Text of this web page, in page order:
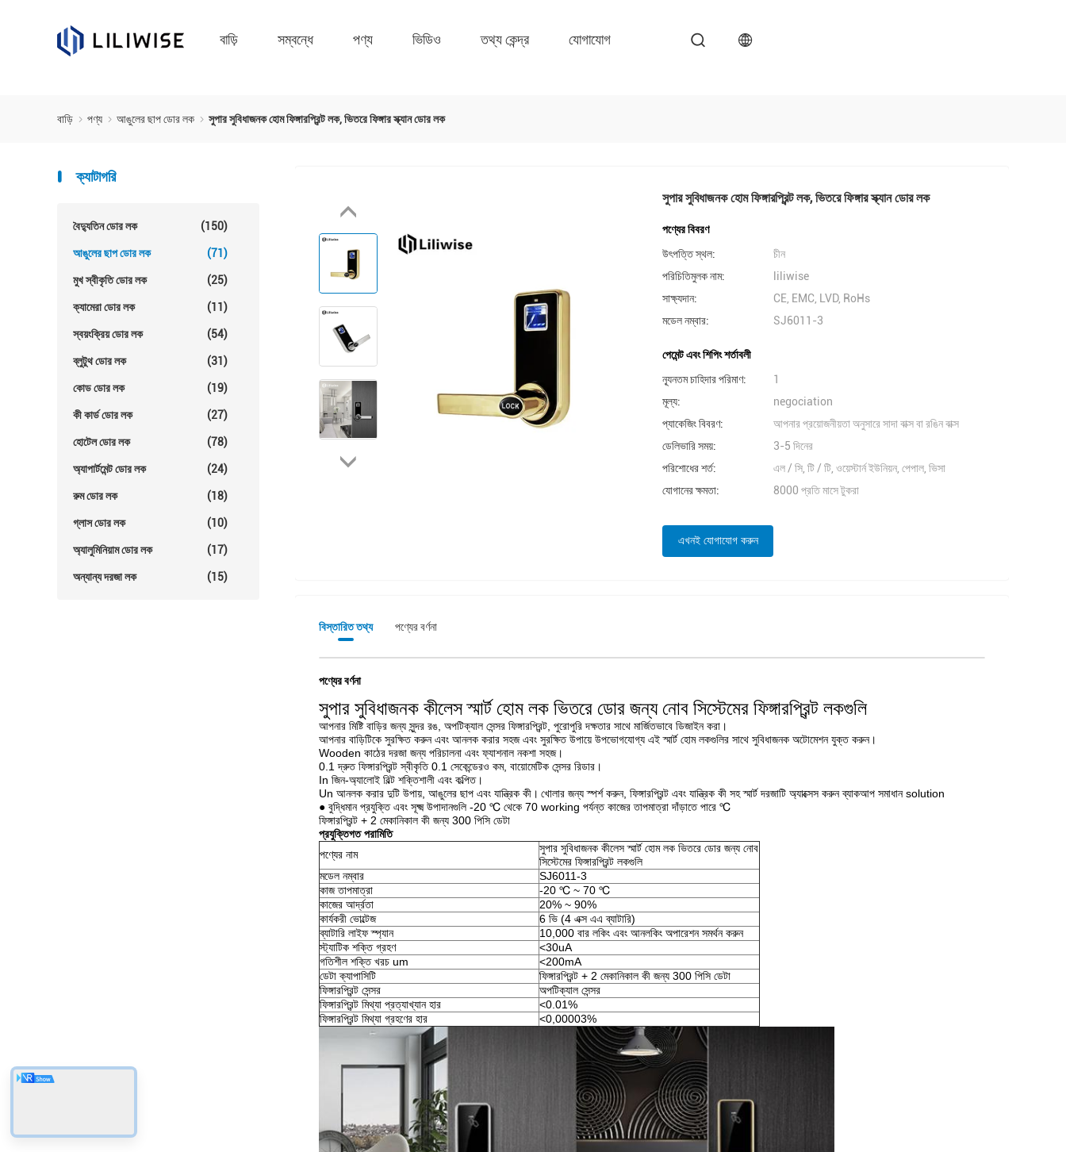
বাড়ি সম্বন্ধে পণ্য ভিডিও তথ্য কেন্দ্র যোগাযোগ
বাড়ি পণ্য আঙুলের ছাপ ডোর লক সুপার সুবিধাজনক হোম ফিঙ্গারপ্রিন্ট লক, ভিতরে ফিঙ্গার স্ক্যান ডোর লক
ক্যাটাগরি
বৈদ্যুতিন ডোর লক (150)
আঙুলের ছাপ ডোর লক (71)
মুখ স্বীকৃতি ডোর লক (25)
ক্যামেরা ডোর লক (11)
স্বয়ংক্রিয় ডোর লক (54)
ব্লুটুথ ডোর লক (31)
কোড ডোর লক (19)
কী কার্ড ডোর লক (27)
হোটেল ডোর লক (78)
অ্যাপার্টমেন্ট ডোর লক (24)
রুম ডোর লক (18)
গ্লাস ডোর লক (10)
অ্যালুমিনিয়াম ডোর লক (17)
অন্যান্য দরজা লক (15)
সুপার সুবিধাজনক হোম ফিঙ্গারপ্রিন্ট লক, ভিতরে ফিঙ্গার স্ক্যান ডোর লক
পণ্যের বিবরণ
উৎপত্তি স্থল:
চীন
পরিচিতিমুলক নাম:
liliwise
সাক্ষ্যদান:
CE, EMC, LVD, RoHs
মডেল নম্বার:
SJ6011-3
পেমেন্ট এবং শিপিং শর্তাবলী
ন্যূনতম চাহিদার পরিমাণ:
1
মূল্য:
negociation
প্যাকেজিং বিবরণ:
আপনার প্রয়োজনীয়তা অনুসারে সাদা বাক্স বা রঙিন বাক্স
ডেলিভারি সময়:
3-5 দিনের
পরিশোধের শর্ত:
এল / সি, টি / টি, ওয়েস্টার্ন ইউনিয়ন, পেপাল, ভিসা
যোগানের ক্ষমতা:
8000 প্রতি মাসে টুকরা
এখনই যোগাযোগ করুন
বিস্তারিত তথ্য পণ্যের বর্ণনা
পণ্যের বর্ণনা
সুপার সুবিধাজনক কীলেস স্মার্ট হোম লক ভিতরে ডোর জন্য নোব সিস্টেমের ফিঙ্গারপ্রিন্ট লকগুলি
আপনার মিষ্টি বাড়ির জন্য সুন্দর রঙ, অপটিক্যাল সেন্সর ফিঙ্গারপ্রিন্ট, পুরোপুরি দক্ষতার সাথে মার্জিতভাবে ডিজাইন করা।
আপনার বাড়িটিকে সুরক্ষিত করুন এবং আনলক করার সহজ এবং সুরক্ষিত উপায়ে উপভোগযোগ্য এই স্মার্ট হোম লকগুলির সাথে সুবিধাজনক অটোমেশন যুক্ত করুন।
Wooden কাঠের দরজা জন্য পরিচালনা এবং ফ্যাশনাল নকশা সহজ।
0.1 দ্রুত ফিঙ্গারপ্রিন্ট স্বীকৃতি 0.1 সেকেন্ডেরও কম, বায়োমেটিক সেন্সর রিডার।
In জিন-অ্যালোই বিল্ট শক্তিশালী এবং কল্পিত।
Un আনলক করার দুটি উপায়, আঙুলের ছাপ এবং যান্ত্রিক কী। খোলার জন্য স্পর্শ করুন, ফিঙ্গারপ্রিন্ট এবং যান্ত্রিক কী সহ স্মার্ট দরজাটি অ্যাক্সেস করুন ব্যাকআপ সমাধান solution
● বুদ্ধিমান প্রযুক্তি এবং সূক্ষ্ম উপাদানগুলি -20 ℃ থেকে 70 working পর্যন্ত কাজের তাপমাত্রা দাঁড়াতে পারে ℃
ফিঙ্গারপ্রিন্ট + 2 মেকানিকাল কী জন্য 300 পিসি ডেটা
প্রযুক্তিগত পরামিতি
পণ্যের নাম
সুপার সুবিধাজনক কীলেস স্মার্ট হোম লক ভিতরে ডোর জন্য নোব
সিস্টেমের ফিঙ্গারপ্রিন্ট লকগুলি
মডেল নম্বার
SJ6011-3
কাজ তাপমাত্রা
-20 ℃ ~ 70 ℃
কাজের আর্দ্রতা
20% ~ 90%
কার্যকরী ভোল্টেজ
6 ভি (4 এক্স এএ ব্যাটারি)
ব্যাটারি লাইফ স্প্যান
10,000 বার লকিং এবং আনলকিং অপারেশন সমর্থন করুন
স্ট্যাটিক শক্তি গ্রহণ
<30uA
গতিশীল শক্তি খরচ um
<200mA
ডেটা ক্যাপাসিটি
ফিঙ্গারপ্রিন্ট + 2 মেকানিকাল কী জন্য 300 পিসি ডেটা
ফিঙ্গারপ্রিন্ট সেন্সর
অপটিক্যাল সেন্সর
ফিঙ্গারপ্রিন্ট মিথ্যা প্রত্যাখ্যান হার
<0.01%
ফিঙ্গারপ্রিন্ট মিথ্যা গ্রহণের হার
<0,00003%